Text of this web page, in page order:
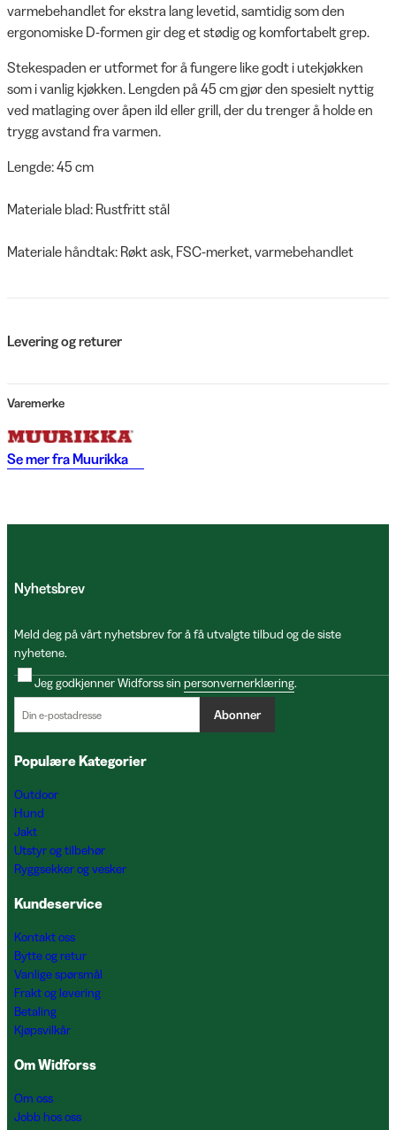
varmebehandlet for ekstra lang levetid, samtidig som den
ergonomiske D-formen gir deg et stødig og komfortabelt grep.
Stekespaden er utformet for å fungere like godt i utekjøkken
som i vanlig kjøkken. Lengden på 45 cm gjør den spesielt nyttig
ved matlaging over åpen ild eller grill, der du trenger å holde en
trygg avstand fra varmen.
Lengde: 45 cm
Materiale blad: Rustfritt stål
Materiale håndtak: Røkt ask, FSC-merket, varmebehandlet
Levering og returer
Varemerke
Se mer fra Muurikka
Nyhetsbrev
Meld deg på vårt nyhetsbrev for å få utvalgte tilbud og de siste
nyhetene.
Jeg godkjenner Widforss sin personvernerklæring.
Abonner
Populære Kategorier
Outdoor
Hund
Jakt
Utstyr og tilbehør
Ryggsekker og vesker
Kundeservice
Kontakt oss
Bytte og retur
Vanlige spørsmål
Frakt og levering
Betaling
Kjøpsvilkår
Om Widforss
Om oss
Jobb hos oss